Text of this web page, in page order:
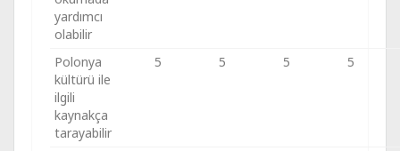
yardımcı
olabilir
Polonya
kültürü ile
ilgili
kaynakça
tarayabilir
5 5 5 5